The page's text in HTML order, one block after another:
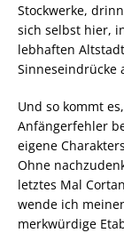
Stockwerke,
sich selbst hier,
lebhaften
Sinneseindrücke
Und so kommt
Anfängerfehler
eigene
Ohne
letztes Mal
wende ich
merkwürdige